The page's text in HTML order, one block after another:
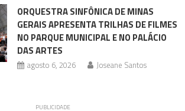
ORQUESTRA SINFÔNICA DE MINAS
GERAIS APRESENTA TRILHAS DE FILMES
NO PARQUE MUNICIPAL E NO PALÁCIO
DAS ARTES
agosto 6, 2026 Joseane Santos